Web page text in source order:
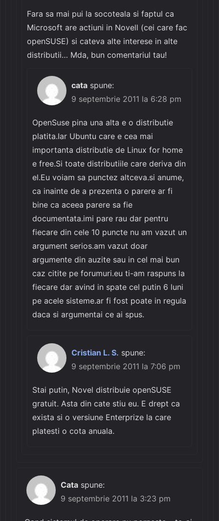
Fara sa mai pui la socoteala si faptul ca
Microsoft are actiuni in Novell (cei care fac
openSUSE) si cateva alte interese in alte
distributii… Mda, bun comentariul tau!
cata spune:
9 septembrie 2011 la 6:28 pm
OpenSuse pina una alta e o distributie
platita.Iar Ubuntu care e cea mai
importanta distributie de Linux for home
e free.Si toate distributiile care deriva din
el.Eu voiam sa punctez altceva.si anume,
ca inainte de a prezenta o parere ar fi
bine ca aceea parere sa fie
documentata.imi pare rau dar pentru
fiecare din cele 10 puncte nu am vazut un
argument serios.am vazut doar
argumente din auzite sau in cel mai bun
caz citite pe forumuri.eu ti-am raspuns la
fiecare dar avind in spate cel putin 6 luni
pe acele sisteme.ar fi fost poate in regula
daca si argumentai ce ai spus.
Cristian L. S. spune:
9 septembrie 2011 la 7:06 pm
Stai putin, Novel distribuie openSUSE
gratuit. Asta din cate stiu eu. E drept ca
exista si o versiune Enterprize la care
platesti o cota anuala.
Cata spune:
9 septembrie 2011 la 3:23 pm